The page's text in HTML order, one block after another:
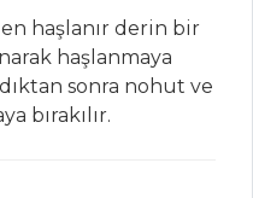
haşlanır derin bir
haşlanmaya
sonra nohut ve
bırakılır.